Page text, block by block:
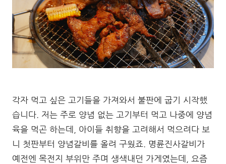
각자 먹고 싶은 고기들을 가져와서 불판에 굽기 시작했
습니다. 저는 주로 양념 없는 고기부터 먹고 나중에 양념
육을 먹곤 하는데, 아이들 취향을 고려해서 먹으려다 보
니 첫판부터 양념갈비를 올려 구웠죠. 명륜진사갈비가
예전엔 목전지 부위만 주며 생색내던 가게였는데, 요즘